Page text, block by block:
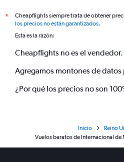
*
Cheapflights siempre trata de obtener
los precios no están garantizados.
Esta es la razón:
Cheapflights no es el vendedor.
Agregamos montones de datos
¿Por qué los precios no son
Inicio
Reino
Vuelos baratos de Internacional